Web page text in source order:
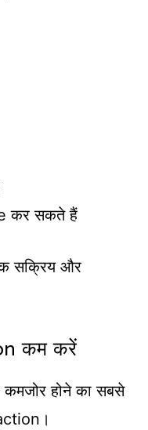
कर सकते हैं
सक्रिय और
कम करें
होने का सबसे